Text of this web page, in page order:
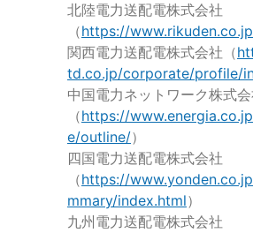
北陸電力送配電株式会社
（https://
関西電力送配電株式会社（
td.co.jp/corporate/profile/
中国電力ネットワーク株式
（https://
e/outline/）
四国電力送配電株式会社
（https://
mmary/index.html）
九州電力送配電株式会社